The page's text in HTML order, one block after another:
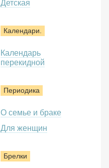
Детская
Календари.
Календарь
перекидной
Периодика
О семье и браке
Для женщин
Брелки